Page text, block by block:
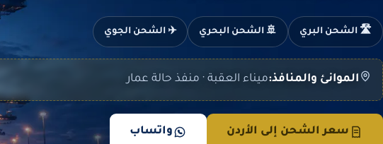
🛣️ الشحن البري 🚢 الشحن البحري ✈️ الشحن الجوي
الموانئ والمنافذ:ميناء العقبة · منفذ حالة عمار
سعر الشحن إلى الأردن واتساب